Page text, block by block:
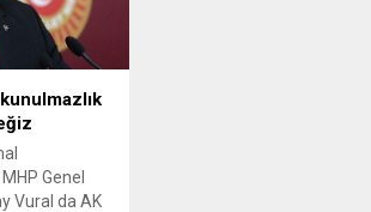
Genel
Vural da AK